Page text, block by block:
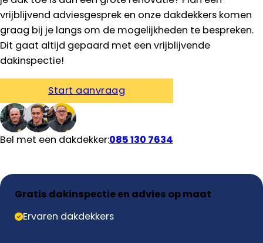
vrijblijvend adviesgesprek en onze dakdekkers komen
graag bij je langs om de mogelijkheden te bespreken.
Dit gaat altijd gepaard met een vrijblijvende
dakinspectie!
Start aanvraag
Bel met een dakdekker:085 130 7634
Gratis dakinspectie en advies op maat
Ervaren dakdekkers